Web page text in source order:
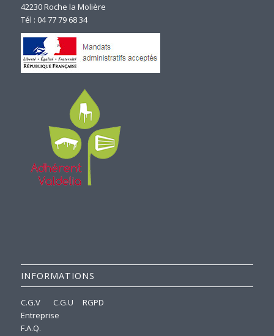
42230 Roche la Molière
Tél : 04 77 79 68 34
INFORMATIONS
C.G.V C.G.U
RGPD
Entreprise
F.A.Q.